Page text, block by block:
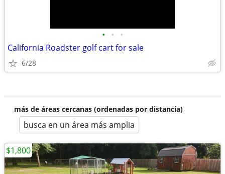
• • •
California Roadster golf cart for sale
6/28
más de áreas cercanas (ordenadas por distancia)
busca en un área más amplia
$1,800